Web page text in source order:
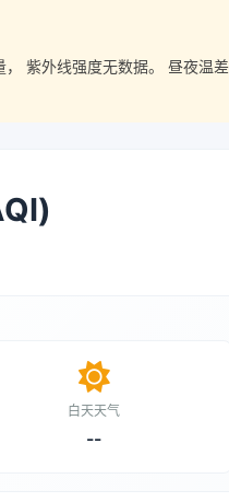
紫外线强度无数据。 昼夜温
白天天气
--